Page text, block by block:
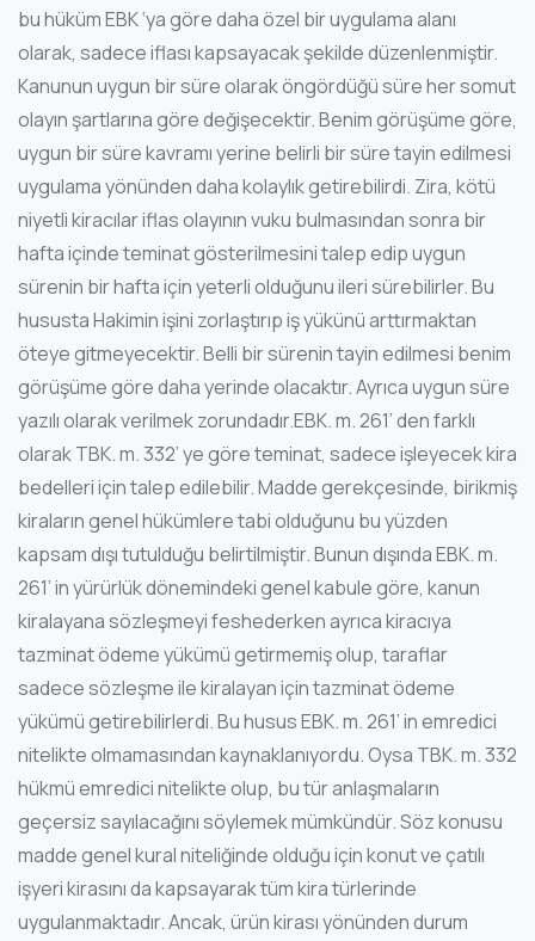
bu hüküm EBK ‘ya göre daha özel bir uygulama alanı
olarak, sadece iflası kapsayacak şekilde düzenlenmiştir.
Kanunun uygun bir süre olarak öngördüğü süre her somut
olayın şartlarına göre değişecektir. Benim görüşüme göre,
uygun bir süre kavramı yerine belirli bir süre tayin edilmesi
uygulama yönünden daha kolaylık getirebilirdi. Zira, kötü
niyetli kiracılar iflas olayının vuku bulmasından sonra bir
hafta içinde teminat gösterilmesini talep edip uygun
sürenin bir hafta için yeterli olduğunu ileri sürebilirler. Bu
hususta Hakimin işini zorlaştırıp iş yükünü arttırmaktan
öteye gitmeyecektir. Belli bir sürenin tayin edilmesi benim
görüşüme göre daha yerinde olacaktır. Ayrıca uygun süre
yazılı olarak verilmek zorundadır.EBK. m. 261’ den farklı
olarak TBK. m. 332’ ye göre teminat, sadece işleyecek kira
bedelleri için talep edilebilir. Madde gerekçesinde, birikmiş
kiraların genel hükümlere tabi olduğunu bu yüzden
kapsam dışı tutulduğu belirtilmiştir. Bunun dışında EBK. m.
261’ in yürürlük dönemindeki genel kabule göre, kanun
kiralayana sözleşmeyi feshederken ayrıca kiracıya
tazminat ödeme yükümü getirmemiş olup, taraflar
sadece sözleşme ile kiralayan için tazminat ödeme
yükümü getirebilirlerdi. Bu husus EBK. m. 261’ in emredici
nitelikte olmamasından kaynaklanıyordu. Oysa TBK. m. 332
hükmü emredici nitelikte olup, bu tür anlaşmaların
geçersiz sayılacağını söylemek mümkündür. Söz konusu
madde genel kural niteliğinde olduğu için konut ve çatılı
işyeri kirasını da kapsayarak tüm kira türlerinde
uygulanmaktadır. Ancak, ürün kirası yönünden durum